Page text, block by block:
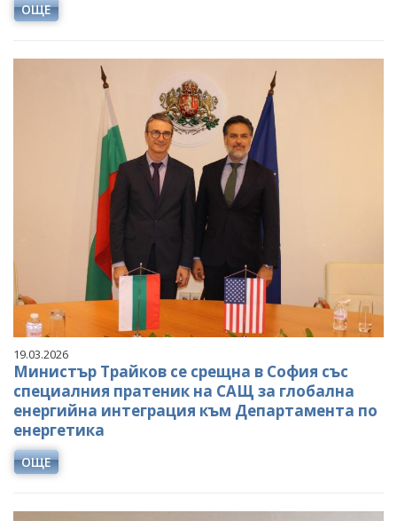
ОЩЕ
19.03.2026
Министър Трайков се срещна в София със
специалния пратеник на САЩ за глобална
енергийна интеграция към Департамента по
енергетика
ОЩЕ